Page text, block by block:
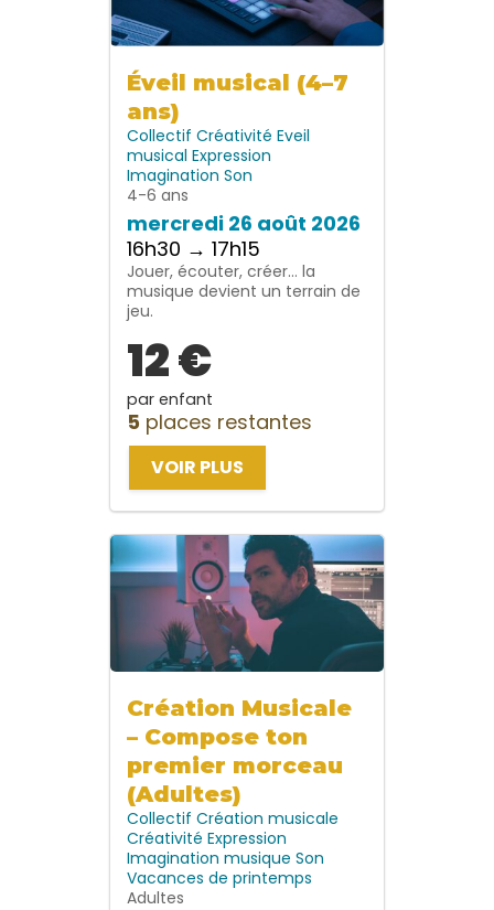
Éveil musical (4–7
ans)
Collectif Créativité Eveil
musical Expression
Imagination Son
4-6 ans
mercredi 26 août 2026
16h30 → 17h15
Jouer, écouter, créer… la
musique devient un terrain de
jeu.
12 €
par enfant
5 places restantes
VOIR PLUS
Création Musicale
– Compose ton
premier morceau
(Adultes)
Collectif Création musicale
Créativité Expression
Imagination musique Son
Vacances de printemps
Adultes